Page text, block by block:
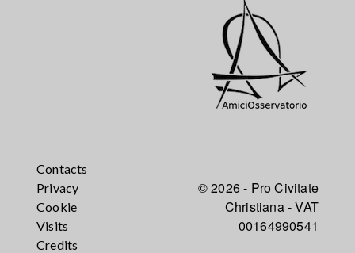
Contacts
Privacy
Cookie
Visits
Credits
© 2026 - Pro Civitate
Christiana - VAT
00164990541